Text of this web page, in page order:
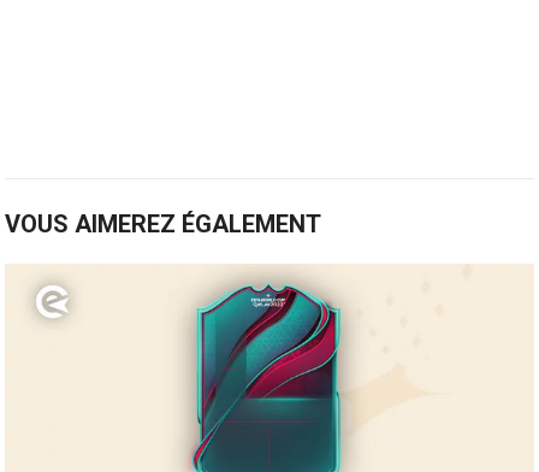
VOUS AIMEREZ ÉGALEMENT